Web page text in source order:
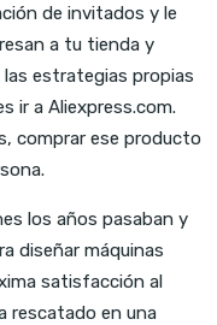
de invitados y le
a tu tienda y
estrategias propias
ir a Aliexpress.com.
comprar ese producto
los años pasaban y
diseñar máquinas
satisfacción al
rescatado en una